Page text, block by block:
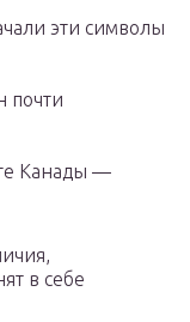
эти символы
почти
Канады —
в себе